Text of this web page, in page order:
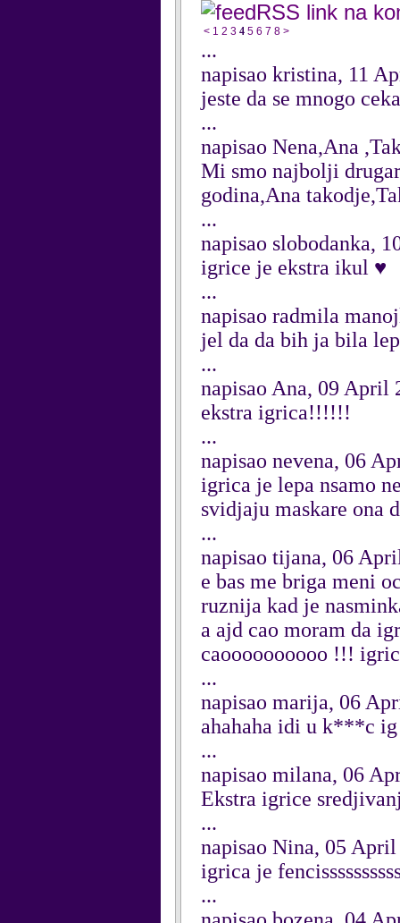
RSS link na
< 1 2 3 4 5 6 7 8 >
...
napisao kristina, 11
jeste da se mnogo
...
napisao Nena,Ana
Mi smo najbolji
godina,Ana
...
napisao slobodanka,
igrice je ekstra ikul ♥
...
napisao radmila
jel da da bih ja bila
...
napisao Ana, 09 April
ekstra igrica!!!!!!
...
napisao nevena, 06
igrica je lepa nsamo
svidjaju maskare ona
...
napisao tijana, 06
e bas me briga meni
ruznija kad je
a ajd cao moram da
caoooooooooo !!!
...
napisao marija, 06
ahahaha idi u k***c
...
napisao milana, 06
Ekstra igrice
...
napisao Nina, 05 April
igrica je
...